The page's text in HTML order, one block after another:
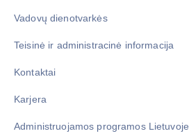
Vadovų dienotvarkės
Teisinė ir administracinė informacija
Kontaktai
Karjera
Administruojamos programos Lietuvoje